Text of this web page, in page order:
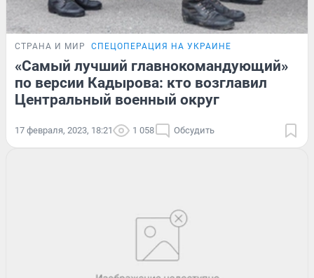
СТРАНА И МИР СПЕЦОПЕРАЦИЯ НА УКРАИНЕ
«Самый лучший главнокомандующий»
по версии Кадырова: кто возглавил
Центральный военный округ
17 февраля, 2023, 18:21 1 058 Обсудить